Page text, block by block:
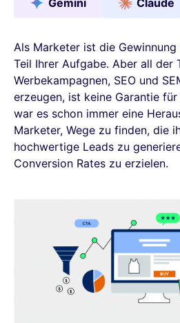
Gemini Claude
Als Marketer ist die
Teil Ihrer Aufgabe. Aber all der
Werbekampagnen, SEO und
erzeugen, ist keine Garantie
war es schon immer eine
Marketer, Wege zu finden, die
hochwertige Leads zu
Conversion Rates zu erzielen.